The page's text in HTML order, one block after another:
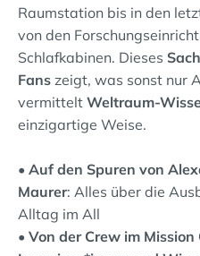
Raumstation bis in den
von den
Schlafkabinen. Dieses
Fans zeigt, was sonst nur
vermittelt Weltraum-
einzigartige Weise.
• Auf den Spuren von
Maurer: Alles über die
Alltag im All
• Von der Crew im Mission